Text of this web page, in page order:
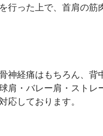
行った上で、首肩の筋
神経痛はもちろん、背
肩・バレー肩・ストレ
応しております。